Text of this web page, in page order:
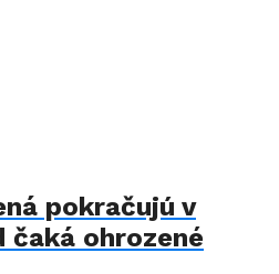
pokračujú v
čaká ohrozené